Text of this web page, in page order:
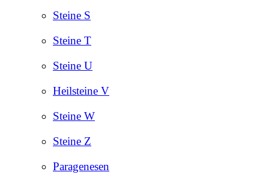
Steine S
Steine T
Steine U
Heilsteine V
Steine W
Steine Z
Paragenesen